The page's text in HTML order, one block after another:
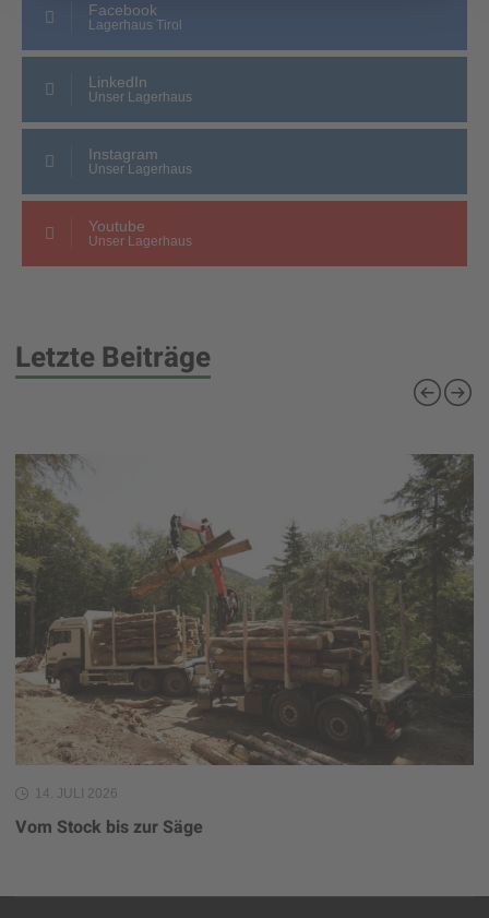
Facebook
Lagerhaus Tirol
LinkedIn
Unser Lagerhaus
Instagram
Unser Lagerhaus
Youtube
Unser Lagerhaus
Letzte Beiträge
14. JULI 2026
Vom Stock bis zur Säge